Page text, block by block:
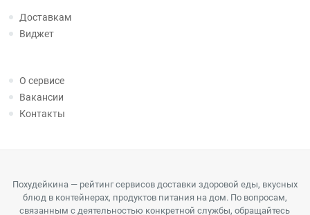
Доставкам
Виджет
О сервисе
Вакансии
Контакты
Похудейкина — рейтинг сервисов доставки здоровой еды, вкусных
блюд в контейнерах, продуктов питания на дом. По вопросам,
связанным с деятельностью конкретной службы, обращайтесь